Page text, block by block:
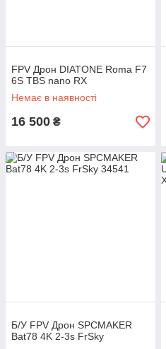
FPV Дрон DIATONE Roma F7
6S TBS nano RX
Немає в наявності
16 500 ₴
Б/У FPV Дрон SPCMAKER
Bat78 4K 2-3s FrSky